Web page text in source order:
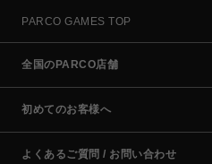
PARCO GAMES TOP
全国のPARCO店舗
初めてのお客様へ
よくあるご質問 / お問い合わせ